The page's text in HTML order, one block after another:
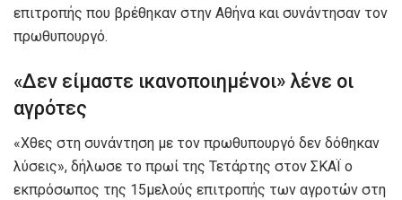
επιτροπής που βρέθηκαν στην Αθήνα και συνάντησαν τον
πρωθυπουργό.
«Δεν είμαστε ικανοποιημένοι» λένε οι
αγρότες
«Χθες στη συνάντηση με τον πρωθυπουργό δεν δόθηκαν
λύσεις», δήλωσε το πρωί της Τετάρτης στον ΣΚΑΪ ο
εκπρόσωπος της 15μελούς επιτροπής των αγροτών στη